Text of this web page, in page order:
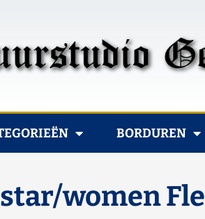
BORDUREN
women